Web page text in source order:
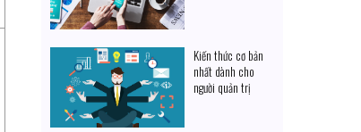
Kiến thức cơ bản
nhất dành cho
người quản trị